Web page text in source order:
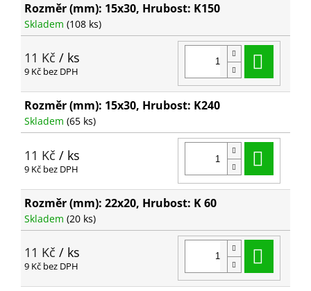
Rozměr (mm): 15x30, Hrubost: K150
Skladem (108 ks)
11 Kč / ks
9 Kč bez DPH
Rozměr (mm): 15x30, Hrubost: K240
Skladem (65 ks)
11 Kč / ks
9 Kč bez DPH
Rozměr (mm): 22x20, Hrubost: K 60
Skladem (20 ks)
11 Kč / ks
9 Kč bez DPH